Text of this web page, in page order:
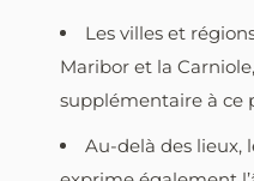
Les villes et
Maribor et la
supplémentaire à ce
Au-delà des lieux,